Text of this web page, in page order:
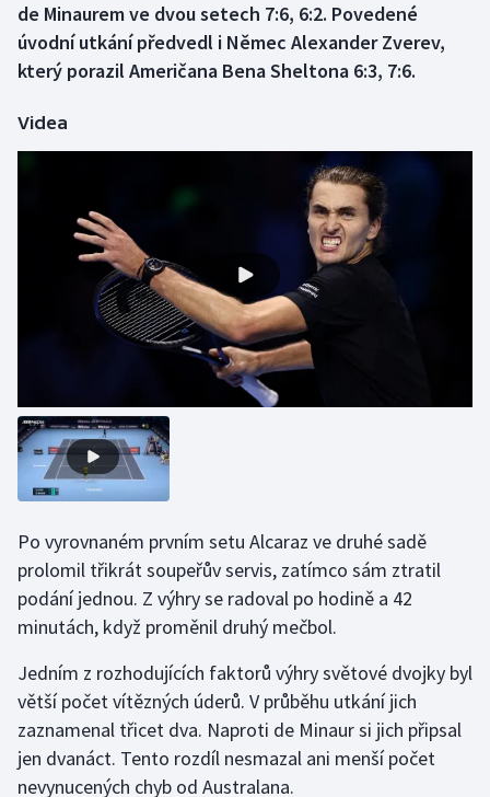
Dostihy
Florbal
Futsal
Gymnastika
Krasobruslení
Lezení
Lyže a snowboard
Moderní pětiboj
Motorsport
Olympijské hry
Parasport
de Minaurem ve dvou setech 7:6, 6:2. Povedené
úvodní utkání předvedl i Němec Alexander Zverev,
který porazil Američana Bena Sheltona 6:3, 7:6.
Videa
Po vyrovnaném prvním setu Alcaraz ve druhé sadě
prolomil třikrát soupeřův servis, zatímco sám ztratil
podání jednou. Z výhry se radoval po hodině a 42
minutách, když proměnil druhý mečbol.
Jedním z rozhodujících faktorů výhry světové dvojky byl
větší počet vítězných úderů. V průběhu utkání jich
zaznamenal třicet dva. Naproti de Minaur si jich připsal
jen dvanáct. Tento rozdíl nesmazal ani menší počet
nevynucených chyb od Australana.